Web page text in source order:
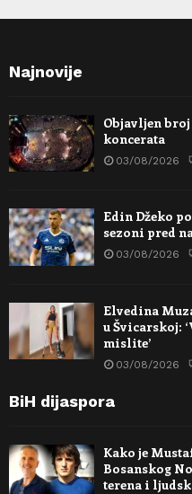
Najnovije
Objavljen
koncerata
03/08/2026
Edin Džeko
sezoni pred
03/08/2026
Elvedina
u Švicarskoj:
mislite’
03/08/2026
BiH dijaspora
Kako je
Bosanskog
terena i